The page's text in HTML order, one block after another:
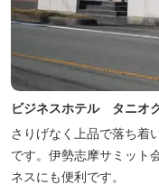
ビジネスホテル タニオ
さりげなく上品で落ち着
です。伊勢志摩サミット
ネスにも便利です。